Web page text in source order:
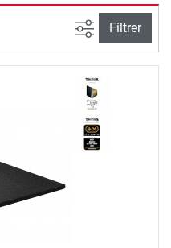
Filtrer la
Filtrer